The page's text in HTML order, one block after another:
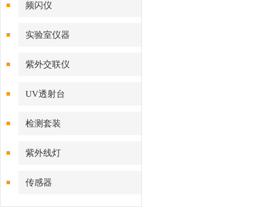
频闪仪
实验室仪器
紫外交联仪
UV透射台
检测套装
紫外线灯
传感器